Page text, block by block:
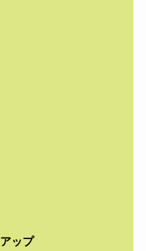
ップ